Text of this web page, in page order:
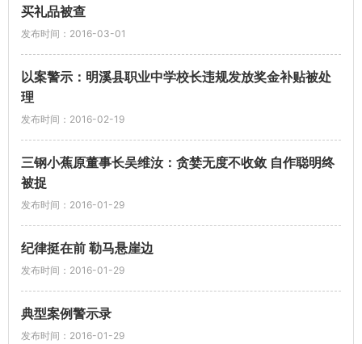
买礼品被查
发布时间：2016-03-01
以案警示：明溪县职业中学校长违规发放奖金补贴被处
理
发布时间：2016-02-19
三钢小蕉原董事长吴维汝：贪婪无度不收敛 自作聪明终
被捉
发布时间：2016-01-29
纪律挺在前 勒马悬崖边
发布时间：2016-01-29
典型案例警示录
发布时间：2016-01-29